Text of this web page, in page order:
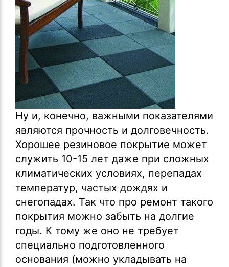
Ну и, конечно, важными показателями
являются прочность и долговечность.
Хорошее резиновое покрытие может
служить 10-15 лет даже при сложных
климатических условиях, перепадах
температур, частых дождях и
снегопадах. Так что про ремонт такого
покрытия можно забыть на долгие
годы. К тому же оно не требует
специально подготовленного
основания (можно укладывать на